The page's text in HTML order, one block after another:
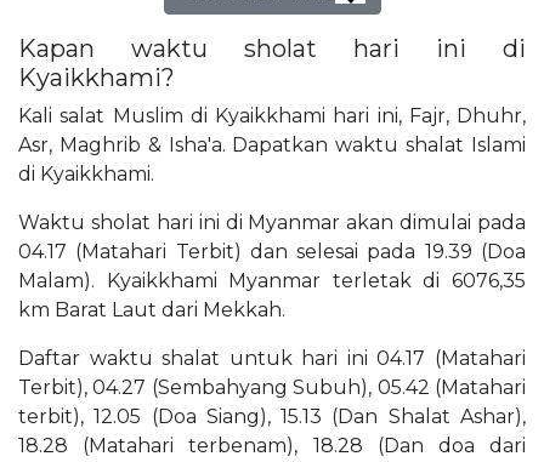
Kapan waktu sholat hari ini di
Kyaikkhami?
Kali salat Muslim di Kyaikkhami hari ini, Fajr, Dhuhr,
Asr, Maghrib & Isha'a. Dapatkan waktu shalat Islami
di Kyaikkhami.
Waktu sholat hari ini di Myanmar akan dimulai pada
04.17 (Matahari Terbit) dan selesai pada 19.39 (Doa
Malam). Kyaikkhami Myanmar terletak di 6076,35
km Barat Laut dari Mekkah.
Daftar waktu shalat untuk hari ini 04.17 (Matahari
Terbit), 04.27 (Sembahyang Subuh), 05.42 (Matahari
terbit), 12.05 (Doa Siang), 15.13 (Dan Shalat Ashar),
18.28 (Matahari terbenam), 18.28 (Dan doa dari